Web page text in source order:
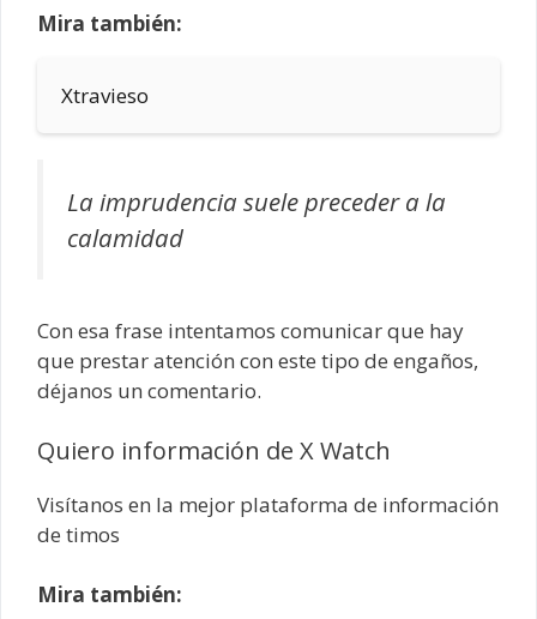
Mira también:
Xtravieso
La imprudencia suele preceder a la
calamidad
Con esa frase intentamos comunicar que hay
que prestar atención con este tipo de engaños,
déjanos un comentario.
Quiero información de X Watch
Visítanos en la mejor plataforma de información
de timos
Mira también: